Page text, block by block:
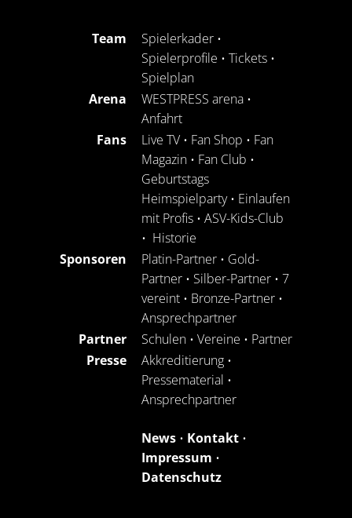
Team Spielerkader •
Spielerprofile • Tickets •
Spielplan
Arena
WESTPRESS arena •
Anfahrt
Fans
Live TV • Fan Shop • Fan
Magazin • Fan Club •
Geburtstags
Heimspielparty• Einlaufen
mit Profis • ASV-Kids-Club
• Historie
Sponsoren
Platin-Partner • Gold-
Partner • Silber-Partner • 7
vereint • Bronze-Partner •
Ansprechpartner
Partner
Schulen • Vereine • Partner
Presse
Akkreditierung •
Pressematerial •
Ansprechpartner
News • Kontakt •
Impressum •
Datenschutz